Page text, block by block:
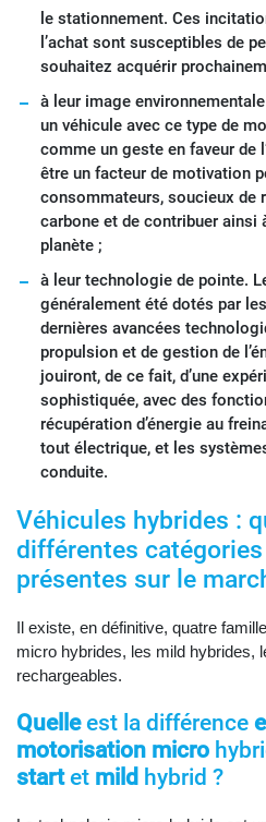
le stationnement. Ces
l’achat sont susceptibles de
souhaitez acquérir
à leur image
un véhicule avec ce type de
comme un geste en faveur de
être un facteur de motivation
consommateurs, soucieux de
carbone et de contribuer ainsi
planète ;
à leur technologie de pointe.
généralement été dotés par
dernières avancées
propulsion et de gestion de
jouiront, de ce fait, d’une
sophistiquée, avec des
récupération d’énergie au
tout électrique, et les
conduite.
Véhicules hybrides :
différentes
présentes sur le
Il existe, en définitive, quatre
micro hybrides, les mild hybrides,
rechargeables.
Quelleest la différence
motorisation micro
startet mild hybrid ?